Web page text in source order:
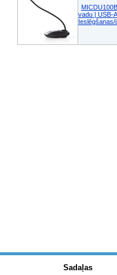
vadu | USB-
Ieslēgšanas/
Sadaļas